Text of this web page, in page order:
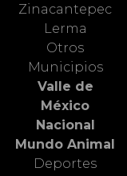
Zinacantepec
Lerma
Otros
Municipios
Valle de
México
Nacional
Mundo Animal
Deportes